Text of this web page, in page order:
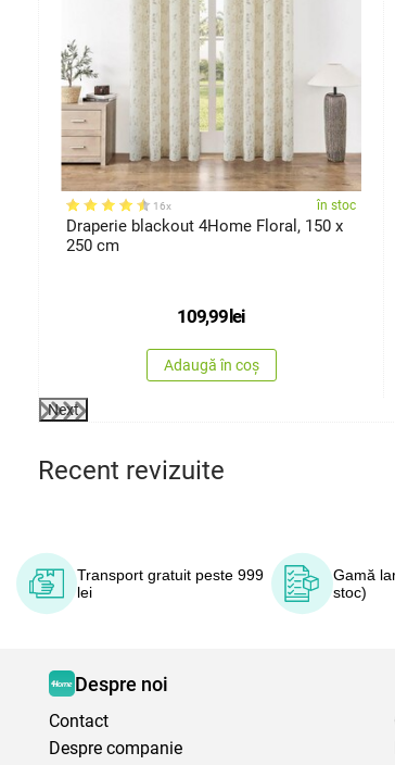
16x în stoc
Draperie blackout 4Home Floral, 150 x
250 cm
109,99lei
Adaugă în coș
Next
Recent revizuite
Transport gratuit peste 999
lei
Gamă
stoc)
Despre noi
Contact
Despre companie